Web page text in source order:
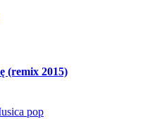
(remix 2015)
pop